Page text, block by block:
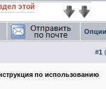
этой
#1 (
по использованию